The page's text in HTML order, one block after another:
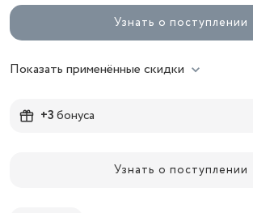
Узнать о поступлении
Показать применённые скидки
+3бонуса
Узнать о поступлении